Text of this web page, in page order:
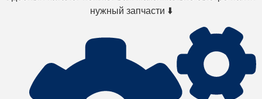
нужный запчасти ⬇️